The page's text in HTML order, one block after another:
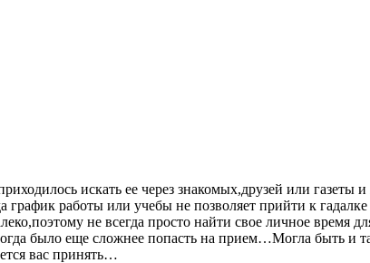
искать ее через знакомых,друзей или газеты
график работы или учебы не позволяет прийти к
не всегда просто найти свое личное
было еще сложнее попасть на прием…Могла быть и
вас принять…